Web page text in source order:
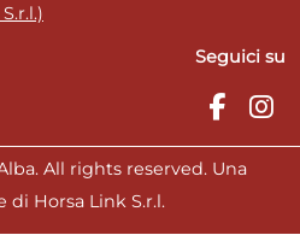
Seguici su
All rights reserved. Una
di Horsa Link S.r.l.